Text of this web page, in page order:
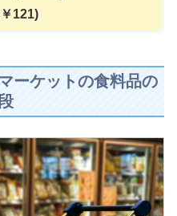
121)
ーケットの食料品の